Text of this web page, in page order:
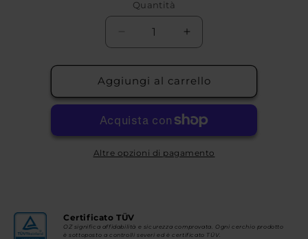
Quantità
Diminuisci
quantità
per
ALLEGGERITA
HLT
Aumenta
quantità
per
ALLEGGERITA
HLT
Aggiungi al carrello
Altre opzioni di pagamento
Certificato TÜV
OZ significa affidabilità e sicurezza comprovata. Ogni cerchio prodotto
è sottoposto a controlli severi ed è certificato TÜV.